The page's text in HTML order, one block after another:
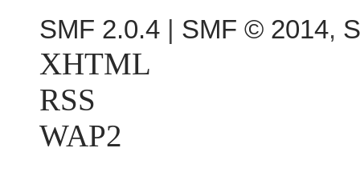
SMF 2.0.4 | SMF © 2014,
XHTML
RSS
WAP2